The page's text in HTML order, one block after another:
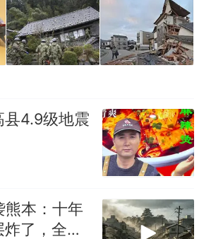
热 那个在床头放菜刀的女孩，
因老师一句“跟我回家”改写了
人生
县4.9级地震
熊本：十年
了，全球